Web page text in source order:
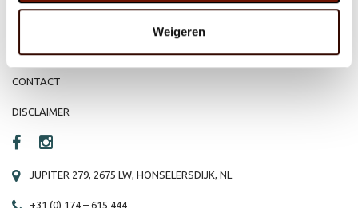
Weigeren
REFERENTIES
CONTACT
DISCLAIMER
JUPITER 279, 2675 LW, HONSELERSDIJK, NL
+31 (0) 174 – 615 444